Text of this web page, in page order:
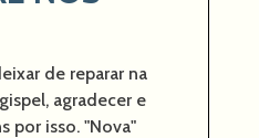
de reparar na
agradecer e
por isso. "Nova"